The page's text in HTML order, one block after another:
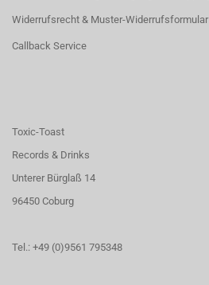
Widerrufsrecht & Muster-Widerrufsformular
Callback Service
Toxic-Toast
Records & Drinks
Unterer Bürglaß 14
96450 Coburg
Tel.: +49 (0)9561 795348